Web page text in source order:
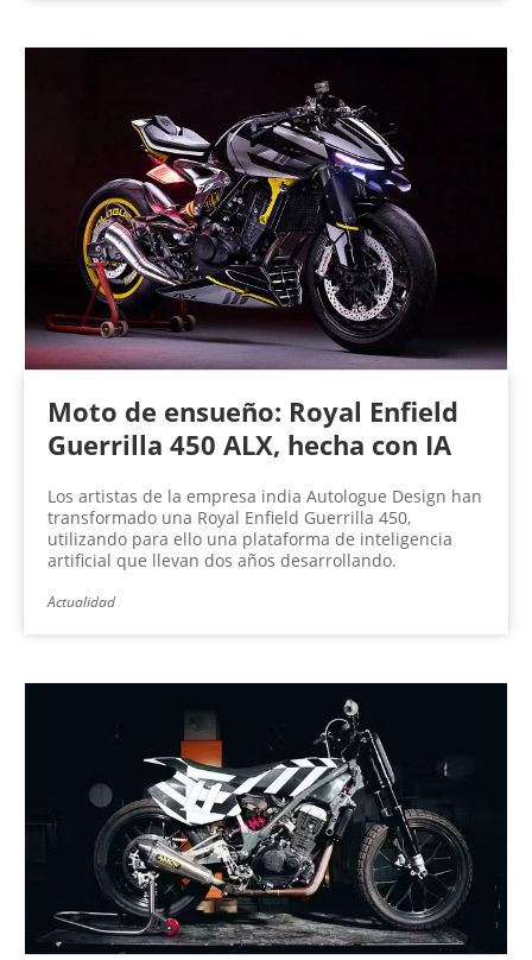
Moto de ensueño: Royal Enfield
Guerrilla 450 ALX, hecha con IA
Los artistas de la empresa india Autologue Design han
transformado una Royal Enfield Guerrilla 450,
utilizando para ello una plataforma de inteligencia
artificial que llevan dos años desarrollando.
Actualidad